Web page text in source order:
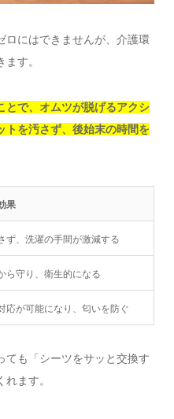
ロにはできませんが、介護環
す。
とで、オムツが脱げるアクシ
トを汚さず、後始末の時間を
果
ず、洗濯の手間が激減する
ら守り、衛生的になる
応が可能になり、匂いを防ぐ
ても「シーツをサッと交換す
ます。